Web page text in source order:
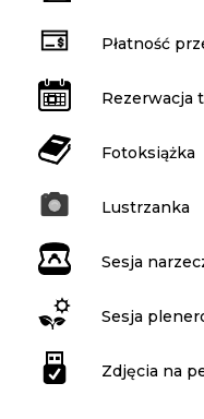
Płatność
Rezerwacja
Fotoksiążka
Lustrzanka
Sesja
Sesja
Zdjęcia na